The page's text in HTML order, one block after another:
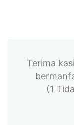
Terima
(1